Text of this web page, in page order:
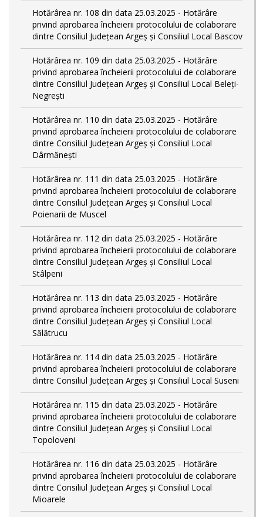
Hotărârea nr. 108 din data 25.03.2025 - Hotărâre
privind aprobarea încheierii protocolului de colaborare
dintre Consiliul Județean Argeș și Consiliul Local Bascov
Hotărârea nr. 109 din data 25.03.2025 - Hotărâre
privind aprobarea încheierii protocolului de colaborare
dintre Consiliul Județean Argeș și Consiliul Local Beleți-
Negrești
Hotărârea nr. 110 din data 25.03.2025 - Hotărâre
privind aprobarea încheierii protocolului de colaborare
dintre Consiliul Județean Argeș și Consiliul Local
Dârmănești
Hotărârea nr. 111 din data 25.03.2025 - Hotărâre
privind aprobarea încheierii protocolului de colaborare
dintre Consiliul Județean Argeș și Consiliul Local
Poienarii de Muscel
Hotărârea nr. 112 din data 25.03.2025 - Hotărâre
privind aprobarea încheierii protocolului de colaborare
dintre Consiliul Județean Argeș și Consiliul Local
Stâlpeni
Hotărârea nr. 113 din data 25.03.2025 - Hotărâre
privind aprobarea încheierii protocolului de colaborare
dintre Consiliul Județean Argeș și Consiliul Local
Sălătrucu
Hotărârea nr. 114 din data 25.03.2025 - Hotărâre
privind aprobarea încheierii protocolului de colaborare
dintre Consiliul Județean Argeș și Consiliul Local Suseni
Hotărârea nr. 115 din data 25.03.2025 - Hotărâre
privind aprobarea încheierii protocolului de colaborare
dintre Consiliul Județean Argeș și Consiliul Local
Topoloveni
Hotărârea nr. 116 din data 25.03.2025 - Hotărâre
privind aprobarea încheierii protocolului de colaborare
dintre Consiliul Județean Argeș și Consiliul Local
Mioarele